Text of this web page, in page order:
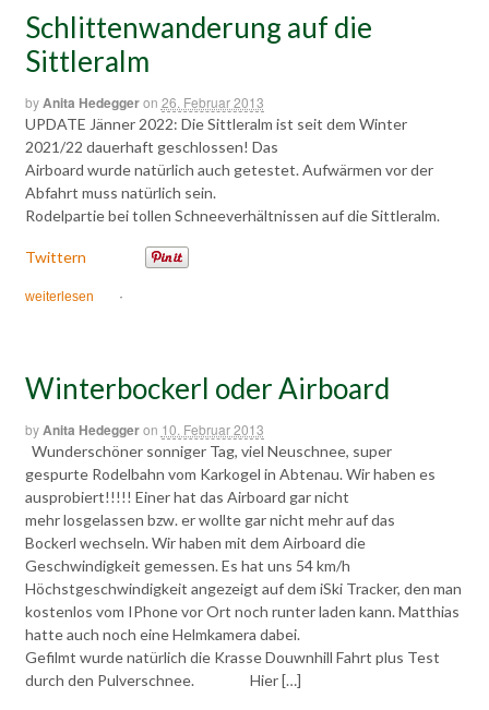
Schlittenwanderung auf die
Sittleralm
byAnita Hedeggeron 26. Februar 2013
UPDATE Jänner 2022: Die Sittleralm ist seit dem Winter
2021/22 dauerhaft geschlossen! Das
Airboard wurde natürlich auch getestet. Aufwärmen vor der
Abfahrt muss natürlich sein.
Rodelpartie bei tollen Schneeverhältnissen auf die Sittleralm.
Twittern
weiterlesen ·
Winterbockerl oder Airboard
byAnita Hedeggeron 10. Februar 2013
Wunderschöner sonniger Tag, viel Neuschnee, super
gespurte Rodelbahn vom Karkogel in Abtenau. Wir haben es
ausprobiert!!!!! Einer hat das Airboard gar nicht
mehr losgelassen bzw. er wollte gar nicht mehr auf das
Bockerl wechseln. Wir haben mit dem Airboard die
Geschwindigkeit gemessen. Es hat uns 54 km/h
Höchstgeschwindigkeit angezeigt auf dem iSki Tracker, den man
kostenlos vom IPhone vor Ort noch runter laden kann. Matthias
hatte auch noch eine Helmkamera dabei.
Gefilmt wurde natürlich die Krasse Douwnhill Fahrt plus Test
durch den Pulverschnee. Hier […]